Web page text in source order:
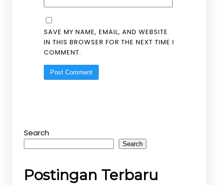
SAVE MY NAME, EMAIL, AND WEBSITE
IN THIS BROWSER FOR THE NEXT TIME I
COMMENT.
Search
Search
Postingan Terbaru